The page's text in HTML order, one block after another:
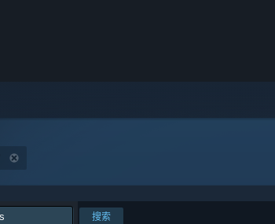
搜索